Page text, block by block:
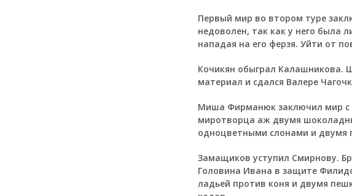
Первый мир во втором туре
недоволен, так как у него была
нападая на его ферзя. Уйти от
Кочикян обыграл Калашникова.
материал и сдался Валере
Миша Фирманюк заключил мир с
миротворца аж двумя
одноцветными слонами и двумя
Замащиков уступил Смирнову.
Головина Ивана в защите
ладьей против коня и двумя